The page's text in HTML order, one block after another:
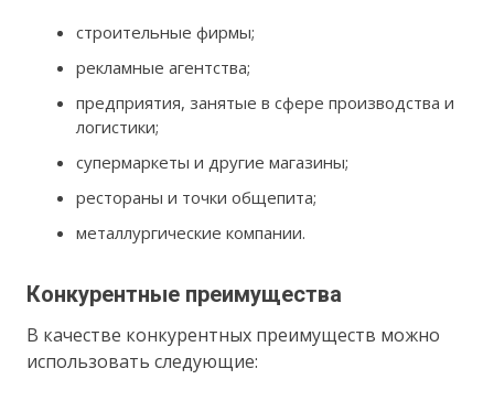
строительные фирмы;
рекламные агентства;
предприятия, занятые в сфере производства и
логистики;
супермаркеты и другие магазины;
рестораны и точки общепита;
металлургические компании.
Конкурентные преимущества
В качестве конкурентных преимуществ можно
использовать следующие: